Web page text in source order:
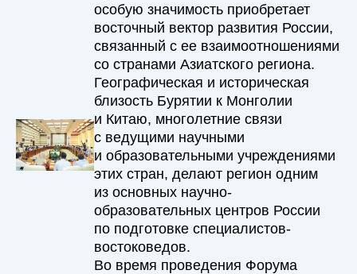
особую значимость приобретает
восточный вектор развития России,
связанный с ее взаимоотношениями
со странами Азиатского региона.
Географическая и историческая
близость Бурятии к Монголии
и Китаю, многолетние связи
с ведущими научными
и образовательными учреждениями
этих стран, делают регион одним
из основных научно-
образовательных центров России
по подготовке специалистов-
востоковедов.
Во время проведения Форума